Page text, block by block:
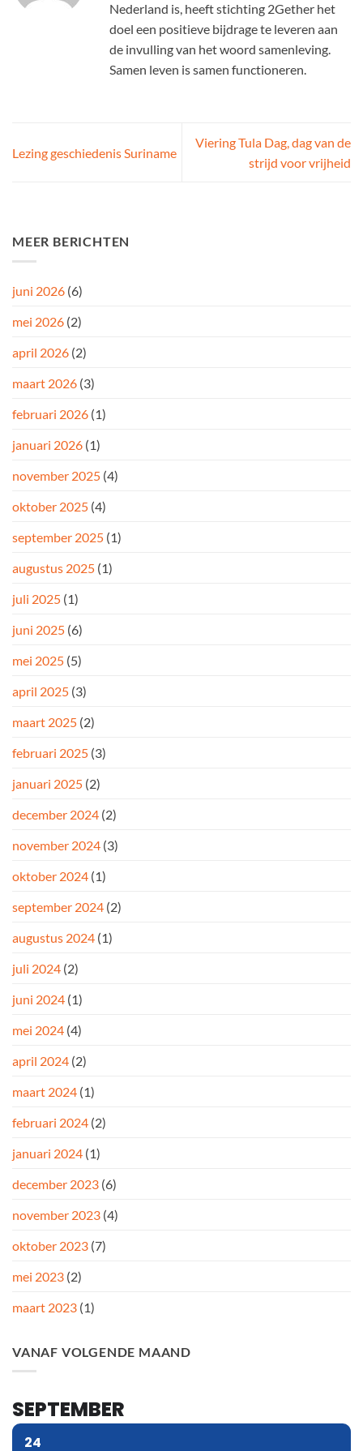
Nederland is, heeft stichting 2Gether het
doel een positieve bijdrage te leveren aan
de invulling van het woord samenleving.
Samen leven is samen functioneren.
Lezing geschiedenis Suriname
Viering Tula Dag, dag van de
strijd voor vrijheid
MEER BERICHTEN
juni 2026 (6)
mei 2026 (2)
april 2026 (2)
maart 2026 (3)
februari 2026 (1)
januari 2026 (1)
november 2025 (4)
oktober 2025 (4)
september 2025 (1)
augustus 2025 (1)
juli 2025 (1)
juni 2025 (6)
mei 2025 (5)
april 2025 (3)
maart 2025 (2)
februari 2025 (3)
januari 2025 (2)
december 2024 (2)
november 2024 (3)
oktober 2024 (1)
september 2024 (2)
augustus 2024 (1)
juli 2024 (2)
juni 2024 (1)
mei 2024 (4)
april 2024 (2)
maart 2024 (1)
februari 2024 (2)
januari 2024 (1)
december 2023 (6)
november 2023 (4)
oktober 2023 (7)
mei 2023 (2)
maart 2023 (1)
VANAF VOLGENDE MAAND
SEPTEMBER
24